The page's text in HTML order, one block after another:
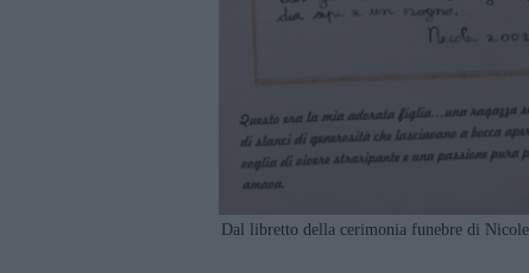
Dal libretto della cerimonia funebre di